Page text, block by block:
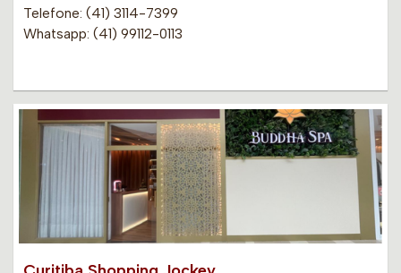
Telefone: (41) 3114-7399
Whatsapp: (41) 99112-0113